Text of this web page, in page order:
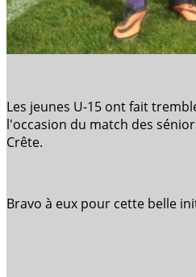
Les jeunes U-15 ont fait
l'occasion du match des
Crête.
Bravo à eux pour cette belle